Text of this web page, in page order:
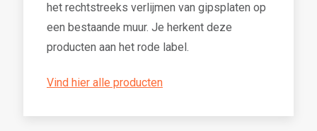
het rechtstreeks verlijmen van gipsplaten op
een bestaande muur. Je herkent deze
producten aan het rode label.
Vind hier alle producten